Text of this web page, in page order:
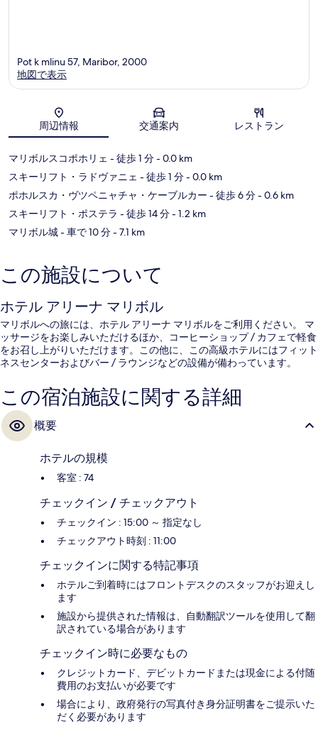
地図
Pot k mlinu 57, Maribor, 2000
地図で表示
周辺情報 交通案内 レストラン
マリボルスコポホリェ - 徒歩 1 分- 0.0 km
スキーリフト・ラドヴァニェ - 徒歩 1 分- 0.0 km
ポホルスカ・ヴツペニャチャ・ケーブルカー - 徒歩 6 分- 0.6 km
スキーリフト・ポステラ - 徒歩 14 分- 1.2 km
マリボル城- 車で 10 分- 7.1 km
この施設について
ホテル アリーナ マリボル
マリボルへの旅には、ホテル アリーナ マリボルをご利用ください。 マ
ッサージをお楽しみいただけるほか、コーヒーショップ / カフェで軽食
をお召し上がりいただけます。この他に、この高級ホテルにはフィット
ネスセンターおよびバー / ラウンジなどの設備が備わっています。
この宿泊施設に関する詳細
概要
ホテルの規模
客室 : 74
チェックイン / チェックアウト
チェックイン : 15:00 ～ 指定なし
チェックアウト時刻 : 11:00
チェックインに関する特記事項
ホテルご到着時にはフロントデスクのスタッフがお迎えし
ます
施設から提供された情報は、自動翻訳ツールを使用して翻
訳されている場合があります
チェックイン時に必要なもの
クレジットカード、デビットカードまたは現金による付随
費用のお支払いが必要です
場合により、政府発行の写真付き身分証明書をご提示いた
だく必要があります